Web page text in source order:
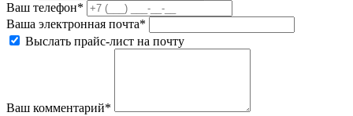
Ваш телефон*
Ваша электронная почта*
Выслать прайс-лист на почту
Ваш комментарий*